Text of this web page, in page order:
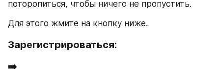
поторопиться, чтобы ничего не пропустить.
Для этого жмите на кнопку ниже.
Зарегистрироваться: